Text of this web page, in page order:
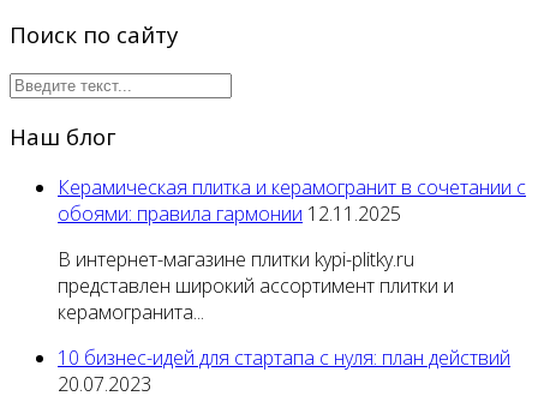
Поиск по сайту
Наш блог
Керамическая плитка и керамогранит в сочетании с
обоями: правила гармонии 12.11.2025
В интернет-магазине плитки kypi-plitky.ru
представлен широкий ассортимент плитки и
керамогранита...
10 бизнес-идей для стартапа с нуля: план действий
20.07.2023